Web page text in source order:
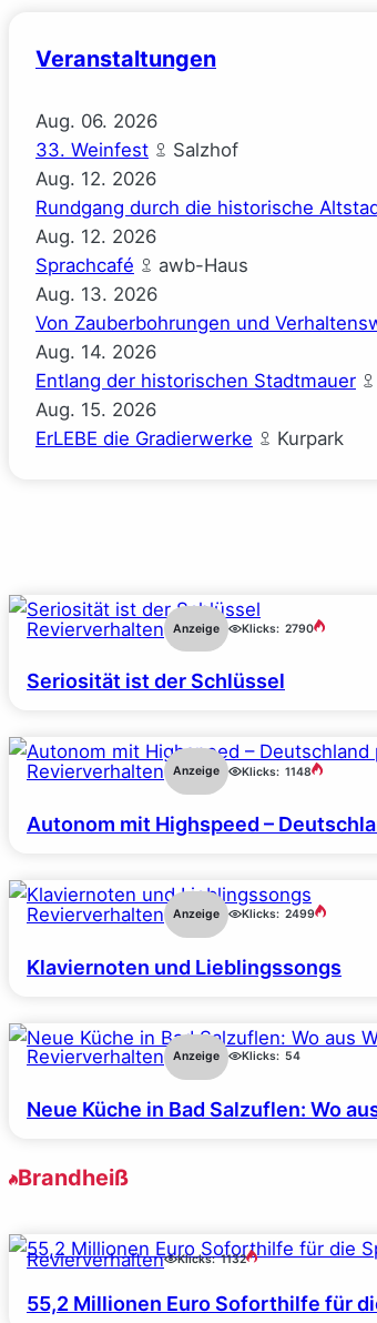
Veranstaltungen
Aug. 06. 2026
33. Weinfest
Salzhof
Aug. 12. 2026
Rundgang durch die historische
Aug. 12. 2026
Sprachcafé
awb-Haus
Aug. 13. 2026
Von Zauberbohrungen und
Aug. 14. 2026
Entlang der historischen Stadtmauer
Aug. 15. 2026
ErLEBE die Gradierwerke
Kurpark
Revierverhalten Anzeige Klicks: 2790
Seriosität ist der Schlüssel
Revierverhalten Anzeige Klicks: 1148
Autonom mit Highspeed –
Revierverhalten Anzeige Klicks: 2499
Klaviernoten und Lieblingssongs
Revierverhalten Anzeige Klicks: 54
Neue Küche in Bad Salzuflen: Wo
Brandheiß
Revierverhalten Klicks: 1132
55,2 Millionen Euro Soforthilfe für